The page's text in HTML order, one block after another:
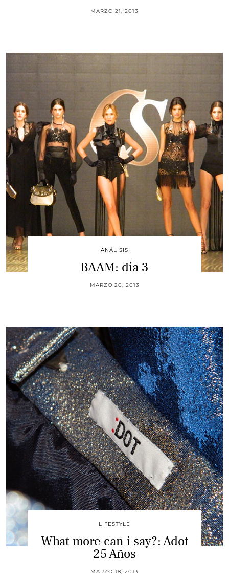
MARZO 21, 2013
ANÁLISIS
BAAM: día 3
MARZO 20, 2013
LIFESTYLE
What more can i say?: Adot
25 Años
MARZO 18, 2013